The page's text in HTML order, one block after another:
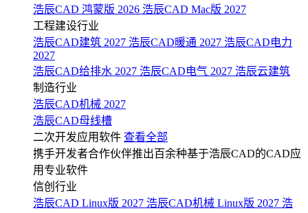
浩辰CAD 鸿蒙版 2026 浩辰CAD Mac版 2027
工程建设行业
浩辰CAD建筑 2027 浩辰CAD暖通 2027 浩辰CAD电力
2027
浩辰CAD给排水 2027 浩辰CAD电气 2027 浩辰云建筑
制造行业
浩辰CAD机械 2027
浩辰CAD母线槽
二次开发应用软件 查看全部
携手开发者合作伙伴推出百余种基于浩辰CAD的CAD应
用专业软件
信创行业
浩辰CAD Linux版 2027 浩辰CAD机械 Linux版 2027 浩